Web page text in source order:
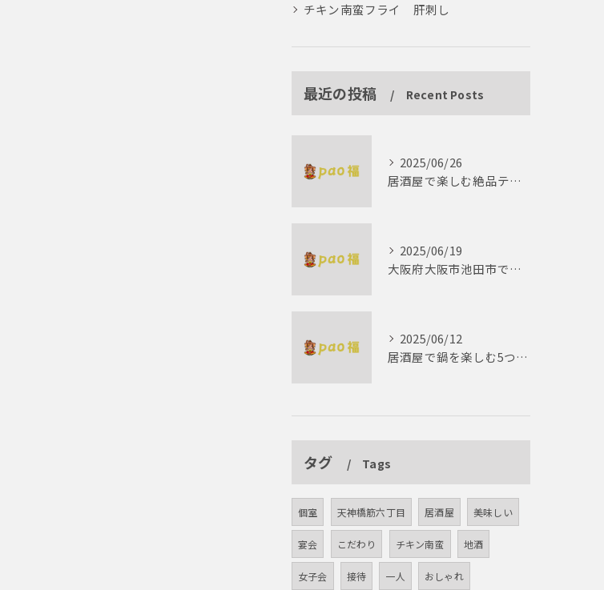
チキン南蛮フライ 肝刺し
最近の投稿 Recent Posts
2025/06/26
居酒屋で楽しむ絶品テリーヌの世界
2025/06/19
大阪府大阪市池田市で楽しむしゃぶしゃぶの魅力とは？
2025/06/12
居酒屋で鍋を楽しむ5つの理由 ゆったりとした時間を
タグ Tags
個室 天神橋筋六丁目 居酒屋 美味しい
宴会 こだわり チキン南蛮 地酒
女子会 接待 一人 おしゃれ